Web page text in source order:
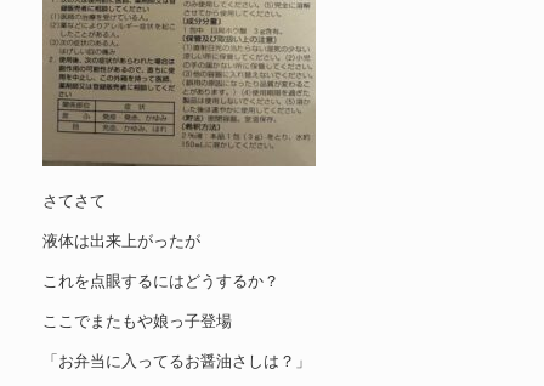
さてさて
液体は出来上がったが
これを点眼するにはどうするか？
ここでまたもや娘っ子登場
「お弁当に入ってるお醤油さしは？」